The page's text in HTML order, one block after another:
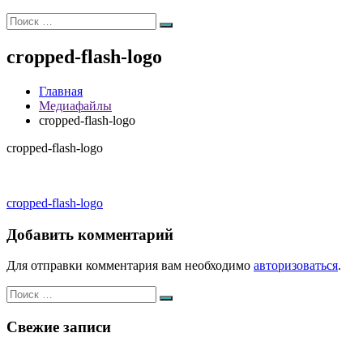
Искать:
Поиск
cropped-flash-logo
Главная
Медиафайлы
cropped-flash-logo
cropped-flash-logo
Навигация
по
записям
cropped-flash-logo
Добавить комментарий
Для отправки комментария вам необходимо авторизоваться.
Искать:
Поиск
Свежие записи